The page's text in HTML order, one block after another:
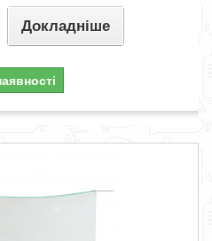
Докладніше